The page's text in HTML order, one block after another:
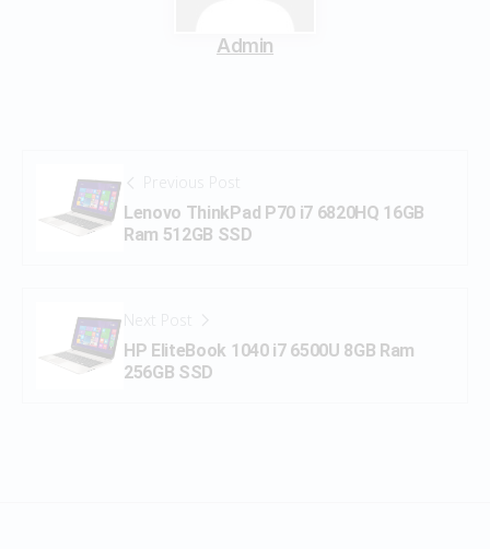
Admin
Previous Post
Lenovo ThinkPad P70 i7 6820HQ 16GB
Ram 512GB SSD
Next Post
HP EliteBook 1040 i7 6500U 8GB Ram
256GB SSD